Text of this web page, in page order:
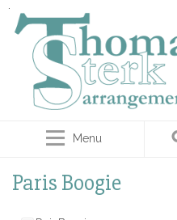
Menu
Paris Boogie